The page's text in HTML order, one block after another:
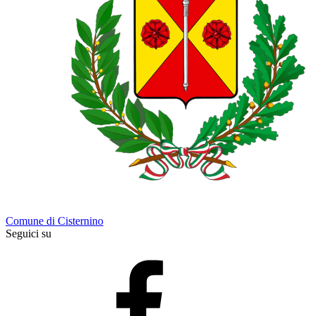
Comune di Cisternino
Seguici su